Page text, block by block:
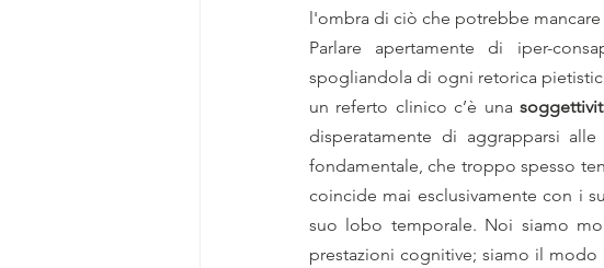
l'ombra di ciò che potrebbe
Parlare apertamente di iper-
spogliandola di ogni retorica
un referto clinico c’è una
disperatamente di aggrapparsi
fondamentale, che troppo spesso
coincide mai esclusivamente con i
suo lobo temporale. Noi siamo
prestazioni cognitive; siamo il